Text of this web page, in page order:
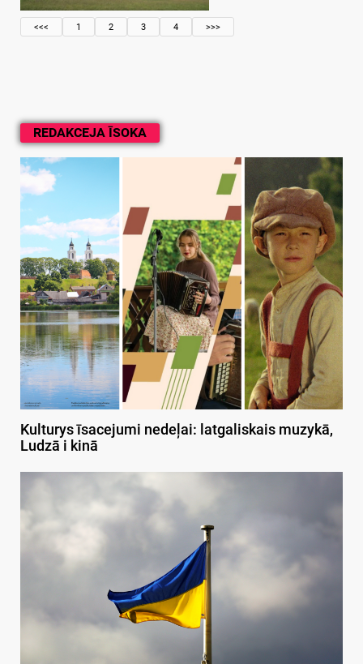
REDAKCEJA ĪSOKA
Kulturys īsacejumi nedeļai: latgaliskais muzykā,
Ludzā i kinā
<<< 1 2 3 4 >>>